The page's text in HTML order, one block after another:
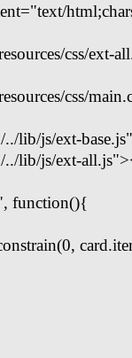
css/ext-
css/
lib/js/ext-
../lib/js/ext-
function(){